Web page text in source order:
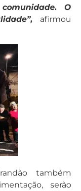
O
afirmou
também
serão